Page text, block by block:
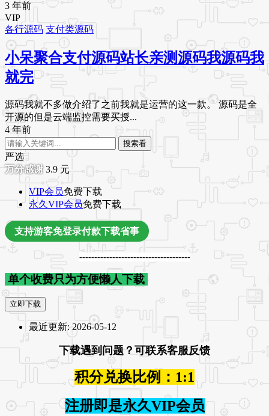
3 年前
VIP
各行源码 支付类源码
小呆聚合支付源码站长亲测源码我源码我
就完
源码我就不多做介绍了之前我就是运营的这一款。 源码是全
开源的但是云端监控需要买授...
4 年前
搜索看
严选
3.9 元
VIP会员免费下载
永久VIP会员免费下载
支持游客免登录付款下载省事
-------------------------------------
单个收费只为方便懒人下载
立即下载
最近更新:2026-05-12
下载遇到问题？可联系客服反馈
积分兑换比例：1:1
注册即是永久VIP会员